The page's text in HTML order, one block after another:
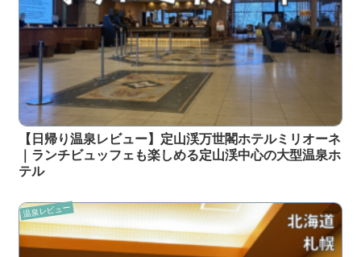
【日帰り温泉レビュー】定山渓万世閣ホテルミリオーネ
｜ランチビュッフェも楽しめる定山渓中心の大型温泉ホ
テル
温泉レビュー